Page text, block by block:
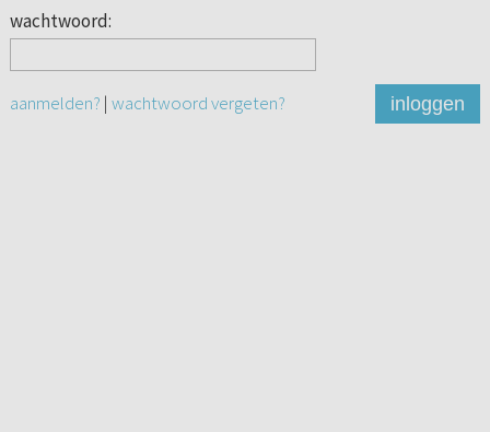
wachtwoord:
aanmelden? | wachtwoord vergeten? inloggen